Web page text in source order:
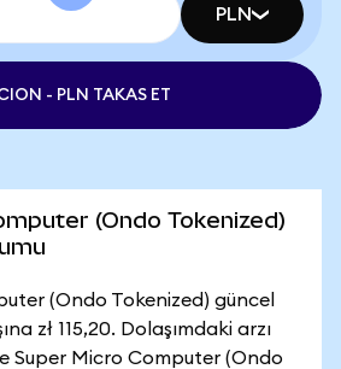
PLN
- PLN TAKAS ET
(Ondo Tokenized)
(Ondo Tokenized) güncel
zł 115,20. Dolaşımdaki arzı
Super Micro Computer (Ondo